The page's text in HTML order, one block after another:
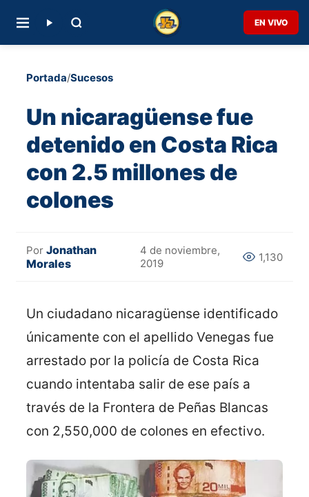
EN VIVO
Portada/Sucesos
Un nicaragüense fue
detenido en Costa Rica
con 2.5 millones de
colones
Por Jonathan
Morales
4 de noviembre,
2019
1,130
Un ciudadano nicaragüense identificado
únicamente con el apellido Venegas fue
arrestado por la policía de Costa Rica
cuando intentaba salir de ese país a
través de la Frontera de Peñas Blancas
con 2,550,000 de colones en efectivo.